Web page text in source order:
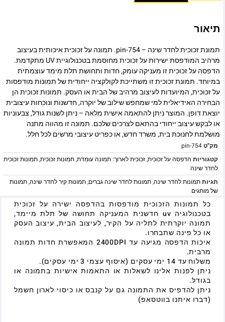
תיאור
תמונת זכוכית לחדר שינה – pin-754. תמונה על זכוכית איכותית בעיצוב
מרהיב המודפסת ישירות על זכוכית מחוסמת בטכנולוגיית UV מתקדמת.
הדפסה על זכוכית זו מעניקה עומק, חדות ותחושת תלת מימד עוצמתית
במיוחד. תמונת זכוכית זו משתייכת לקולקציה ייחודית של תמונות מודפסות
על זכוכית, המיועדות לעיצוב מרהיב של הבית או העסק. תמונות זכוכית הן
הבחירה האידיאלית למי שמחפש שילוב של יוקרה, חדשנות ונוכחות עיצובית
יוצאת דופן. המוצר ניתן להתאמה אישית מלאה – ניתן לשנות גודל, צבעוניות
או לבקש עיצוב ייחודי בהתאם לצרכים שלכם. תמונה זו מהווה מתנה
מושלמת לחנוכת בית, משרד חדש, או כפריט עיצובי מרשים לכל חלל.
מק"טpin-754
קטגוריות הדפסה על זכוכית,זכוכית לארוך: תמונה עומדת,תמונות זכוכית,תמונות זכוכית
לחדר שינה
תגיותתמונות לחדר שינה,תמונות לחדר שינה גברים,תמונות קיר לחדר שינה,תמונות
של מותגים
כל תמונות הזכוכית מודפסות בהדפסה ישירה על זכוכית
בטכנולוגיה uv חדשנית המעניקה תחושה של תלת מיימד,
תמונה יוקרתית לתליה על הקיר, לעיצוב הבית, עיצוב העסק
או כל פינה שתבחרו.
איכות הדפסה מגיעה עד 2400DPI המאפשרת חדות תמונה
מרבית.
משלוח עד 14 ימי עסקים (איסוף עצמי 3 ימי עסקים).
ניתן לפנות אלינו לשאלות או התאמות אישיות בתמונה או
בגודל.
ניתן להדפיס את התמונה גם על קנבס או כיסוי לארון חשמל
(דברו איתנו בווטסאפ)